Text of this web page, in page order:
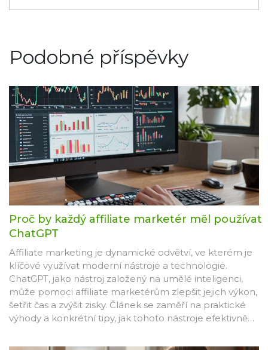
Podobné příspěvky
Proč by každý affiliate marketér měl používat
ChatGPT
Affiliate marketing je dynamické odvětví, ve kterém je
klíčové využívat moderní nástroje a technologie.
ChatGPT, jako nástroj založený na umělé inteligenci,
může pomoci affiliate marketérům zlepšit jejich výkon,
šetřit čas a zvýšit zisky. Článek se zaměří na praktické
výhody a konkrétní tipy, jak tohoto nástroje efektivně